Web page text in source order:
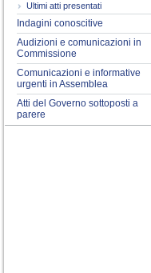
Ultimi atti presentati
Indagini conoscitive
Audizioni e comunicazioni in
Commissione
Comunicazioni e informative
urgenti in Assemblea
Atti del Governo sottoposti a
parere